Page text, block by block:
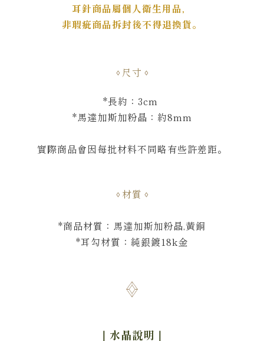
耳針商品屬個人衛生用品，
非瑕疵商品拆封後不得退換貨。
尺寸
*長約：3cm
*馬達加斯加粉晶：約8mm
實際商品會因每批材料不同略有些許差距。
材質
*商品材質：馬達加斯加粉晶,黃銅
*耳勾材質：純銀鍍18k金
｜水晶說明 ｜